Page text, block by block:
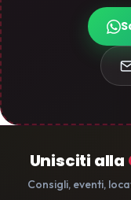
Unisciti alla
Consigli, eventi,